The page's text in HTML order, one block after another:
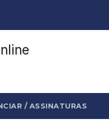
/ ASSINATURAS